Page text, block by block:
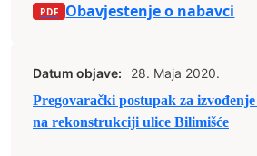
Obavjestenje o nabavci
Datum objave:
28. Maja 2020.
Pregovarački postupak za
na rekonstrukciji ulice Bilimišće